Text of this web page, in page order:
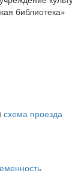
библиотека»
схема проезда